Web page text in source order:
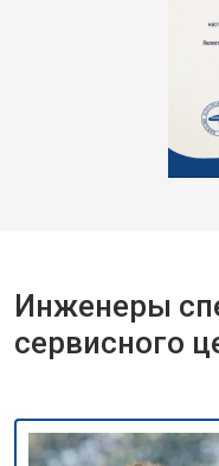
Инженеры
сервисного